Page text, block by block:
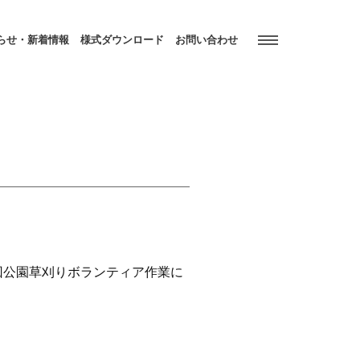
せ・新着情報 様式ダウンロード お問い合わせ
園草刈りボランティア作業に